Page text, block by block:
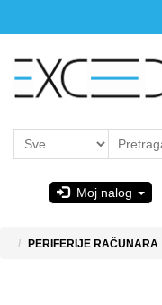
Moj nalog
PERIFERIJE RAČUNARA